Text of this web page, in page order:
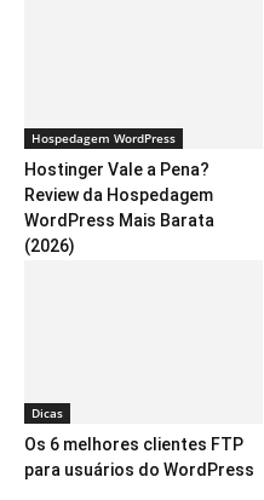
Hospedagem WordPress
Hostinger Vale a Pena?
Review da Hospedagem
WordPress Mais Barata
(2026)
Dicas
Os 6 melhores clientes FTP
para usuários do WordPress